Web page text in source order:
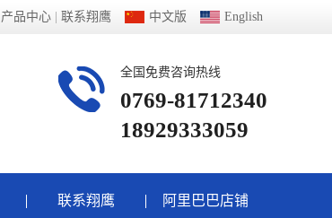
产品中心 联系翔鹰 中文版 English
全国免费咨询热线
0769-81712340
18929333059
联系翔鹰 阿里巴巴店铺